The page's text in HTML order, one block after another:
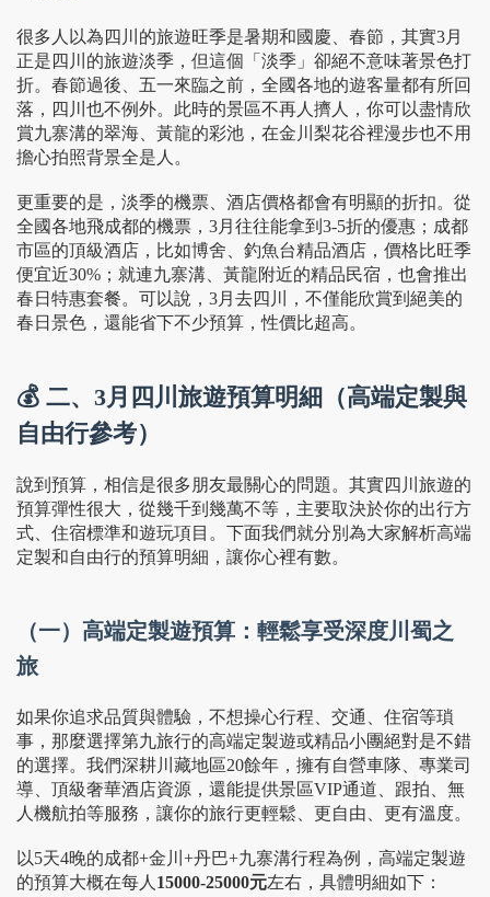
很多人以為四川的旅遊旺季是暑期和國慶、春節，其實3月
正是四川的旅遊淡季，但這個「淡季」卻絕不意味著景色打
折。春節過後、五一來臨之前，全國各地的遊客量都有所回
落，四川也不例外。此時的景區不再人擠人，你可以盡情欣
賞九寨溝的翠海、黃龍的彩池，在金川梨花谷裡漫步也不用
擔心拍照背景全是人。
更重要的是，淡季的機票、酒店價格都會有明顯的折扣。從
全國各地飛成都的機票，3月往往能拿到3-5折的優惠；成都
市區的頂級酒店，比如博舍、釣魚台精品酒店，價格比旺季
便宜近30%；就連九寨溝、黃龍附近的精品民宿，也會推出
春日特惠套餐。可以說，3月去四川，不僅能欣賞到絕美的
春日景色，還能省下不少預算，性價比超高。
💰 二、3月四川旅遊預算明細（高端定製與
自由行參考）
說到預算，相信是很多朋友最關心的問題。其實四川旅遊的
預算彈性很大，從幾千到幾萬不等，主要取決於你的出行方
式、住宿標準和遊玩項目。下面我們就分別為大家解析高端
定製和自由行的預算明細，讓你心裡有數。
（一）高端定製遊預算：輕鬆享受深度川蜀之
旅
如果你追求品質與體驗，不想操心行程、交通、住宿等瑣
事，那麼選擇第九旅行的高端定製遊或精品小團絕對是不錯
的選擇。我們深耕川藏地區20餘年，擁有自營車隊、專業司
導、頂級奢華酒店資源，還能提供景區VIP通道、跟拍、無
人機航拍等服務，讓你的旅行更輕鬆、更自由、更有溫度。
以5天4晚的成都+金川+丹巴+九寨溝行程為例，高端定製遊
的預算大概在每人 15000-25000元左右，具體明細如下：